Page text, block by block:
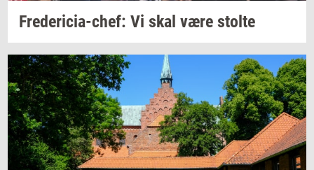
Fredericia-​chef: Vi skal være stol­te